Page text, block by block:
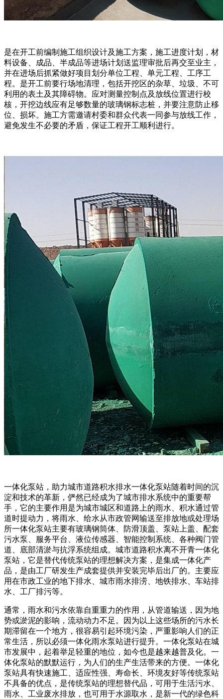
是在开工前编制施工组织设计及施工方案，施工进度计划，材
料设备、成品、半成品等进场计划送监理审批后再交至业主，
并在进场后抓紧做好项目划分单位工程、单元工程、工序工
程。是开工前要行场地清理，包括开挖区的杂草、垃圾、不可
利用的表土及其障碍物。应对测量控制点及放线位置进行校
核，开挖边线应有足够数量的玻璃钢标志桩，并要注意防止移
位、损坏。施工方需邀请村委和群众代表一同参与放线工作，
避免发生不必要的矛盾，保证工程开工顺利进行。
一体化泵站，助力城市道路积水排水一体化泵站随着时间的沉
淀和技术的革新，俨然已经成为了城市排水系统中的重要帮
手，它的主要作用是为城市城区和道路上的雨水、积水通过管
道时提动力，将雨水、给水从市政管网输送至排放地或处理场
所一体化泵站主要有玻璃钢筒体、防滑顶盖、泵站上盖、配套
污水泵、服务平台、液位传感器、智能控制系统、各种阀门管
道、底部清淤与抗浮系统组成。城市道路积水离不开青一体化
泵站，它是替代传统泵站的理想解决方案，是集成一体化产
品，是由工厂研发生产成套提供并安装完毕后出厂的。主要应
用在市政工业的地下排水、城市雨水排涝、地铁排水、车站排
水、工厂排污等。
通常，雨水和污水依靠自重重力的作用，从管道输送，因为地
势或淤泥的影响，流动动力不足。因为以上这些场所的污水长
期滞留在一个地方，很容易引起环境污染，严重影响人们的正
常生活，所以必须一体化雨水泵站进行提升。一体化泵站在城
市发展中，起着举足轻重的地位，如今也是越来越普及化。一
体化泵站的默默运行，为人们的生产生活带来的方便。一体化
泵站具有快速施工、适应性强、寿命长、环境友好等传统泵站
不具备的优点，是传统泵站的理想替代品，可用于生活污水、
雨水、工业废水排放，也可用于水源取水，是新一代的绿色科